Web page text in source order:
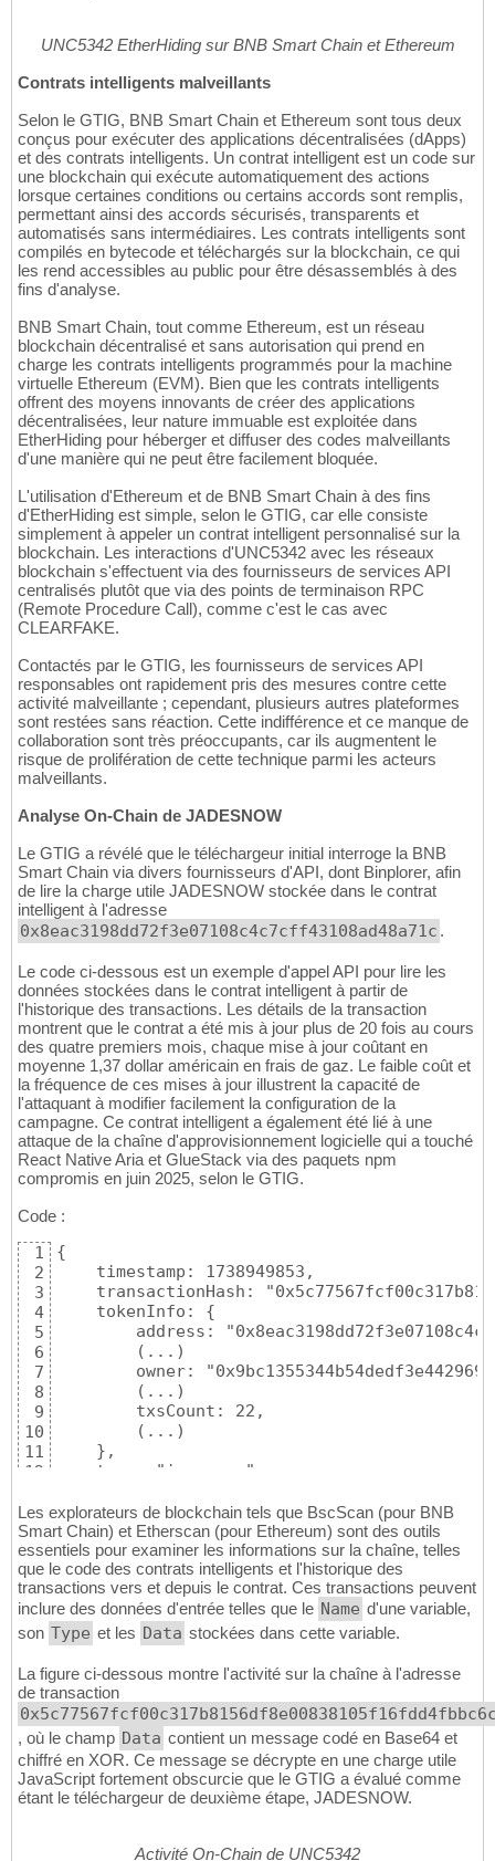
UNC5342 EtherHiding sur BNB Smart Chain et Ethereum
Contrats intelligents malveillants
Selon le GTIG, BNB Smart Chain et Ethereum sont tous deux
conçus pour exécuter des applications décentralisées (dApps)
et des contrats intelligents. Un contrat intelligent est un code sur
une blockchain qui exécute automatiquement des actions
lorsque certaines conditions ou certains accords sont remplis,
permettant ainsi des accords sécurisés, transparents et
automatisés sans intermédiaires. Les contrats intelligents sont
compilés en bytecode et téléchargés sur la blockchain, ce qui
les rend accessibles au public pour être désassemblés à des
fins d'analyse.
BNB Smart Chain, tout comme Ethereum, est un réseau
blockchain décentralisé et sans autorisation qui prend en
charge les contrats intelligents programmés pour la machine
virtuelle Ethereum (EVM). Bien que les contrats intelligents
offrent des moyens innovants de créer des applications
décentralisées, leur nature immuable est exploitée dans
EtherHiding pour héberger et diffuser des codes malveillants
d'une manière qui ne peut être facilement bloquée.
L'utilisation d'Ethereum et de BNB Smart Chain à des fins
d'EtherHiding est simple, selon le GTIG, car elle consiste
simplement à appeler un contrat intelligent personnalisé sur la
blockchain. Les interactions d'UNC5342 avec les réseaux
blockchain s'effectuent via des fournisseurs de services API
centralisés plutôt que via des points de terminaison RPC
(Remote Procedure Call), comme c'est le cas avec
CLEARFAKE.
Contactés par le GTIG, les fournisseurs de services API
responsables ont rapidement pris des mesures contre cette
activité malveillante ; cependant, plusieurs autres plateformes
sont restées sans réaction. Cette indifférence et ce manque de
collaboration sont très préoccupants, car ils augmentent le
risque de prolifération de cette technique parmi les acteurs
malveillants.
Analyse On-Chain de JADESNOW
Le GTIG a révélé que le téléchargeur initial interroge la BNB
Smart Chain via divers fournisseurs d'API, dont Binplorer, afin
de lire la charge utile JADESNOW stockée dans le contrat
intelligent à l'adresse
0x8eac3198dd72f3e07108c4c7cff43108ad48a71c .
Le code ci-dessous est un exemple d'appel API pour lire les
données stockées dans le contrat intelligent à partir de
l'historique des transactions. Les détails de la transaction
montrent que le contrat a été mis à jour plus de 20 fois au cours
des quatre premiers mois, chaque mise à jour coûtant en
moyenne 1,37 dollar américain en frais de gaz. Le faible coût et
la fréquence de ces mises à jour illustrent la capacité de
l'attaquant à modifier facilement la configuration de la
campagne. Ce contrat intelligent a également été lié à une
attaque de la chaîne d'approvisionnement logicielle qui a touché
React Native Aria et GlueStack via des paquets npm
compromis en juin 2025, selon le GTIG.
Code :
1
2
3
4
5
6
7
8
9
10
11
12
14
15
16
{
    timestamp: 1738949853,
transactionHash:
    tokenInfo: {
address:
        (...)
owner:
        (...)
        txsCount: 22,
        (...)
    },
    type: "issuance",
    priority: 127,
address:
}
Les explorateurs de blockchain tels que BscScan (pour BNB
Smart Chain) et Etherscan (pour Ethereum) sont des outils
essentiels pour examiner les informations sur la chaîne, telles
que le code des contrats intelligents et l'historique des
transactions vers et depuis le contrat. Ces transactions peuvent
inclure des données d'entrée telles que le Name d'une variable,
son Type et les Data stockées dans cette variable.
La figure ci-dessous montre l'activité sur la chaîne à l'adresse
de transaction
, où le champ Data contient un message codé en Base64 et
chiffré en XOR. Ce message se décrypte en une charge utile
JavaScript fortement obscurcie que le GTIG a évalué comme
étant le téléchargeur de deuxième étape, JADESNOW.
Activité On-Chain de UNC5342